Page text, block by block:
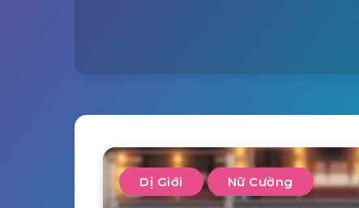
Dị Giới Nữ Cường